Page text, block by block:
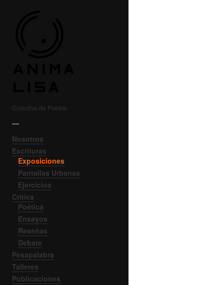
Colectivo de Poesía
—
Nosotros
Escrituras
Exposiciones
Pantallas Urbanas
Ejercicios
Crítica
Poética
Ensayos
Reseñas
Debate
Pesapalabra
Talleres
Publicaciones